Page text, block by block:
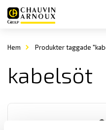
Hem Produkter taggade
kabelsöt